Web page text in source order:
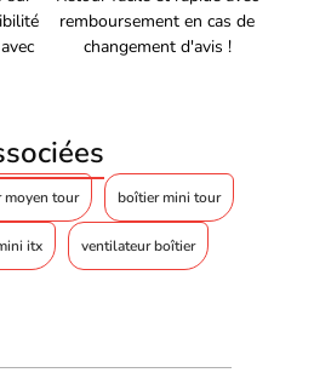
mères ATX, E-ATX, Micro-ATX et
lumières LED et sa haute capacité
parfait pour les gamers, les
remboursement en cas de
changement d'avis !
moyen tour boîtier mini tour
itx ventilateur boîtier